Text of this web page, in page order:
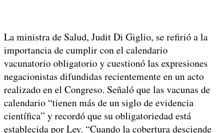
La ministra de Salud, Judit Di Giglio, se refirió a la
importancia de cumplir con el calendario
vacunatorio obligatorio y cuestionó las expresiones
negacionistas difundidas recientemente en un acto
realizado en el Congreso. Señaló que las vacunas de
calendario “tienen más de un siglo de evidencia
científica” y recordó que su obligatoriedad está
establecida por Ley. “Cuando la cobertura desciende